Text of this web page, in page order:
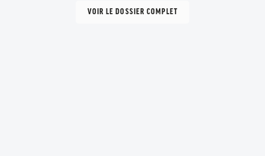
VOIR LE DOSSIER COMPLET